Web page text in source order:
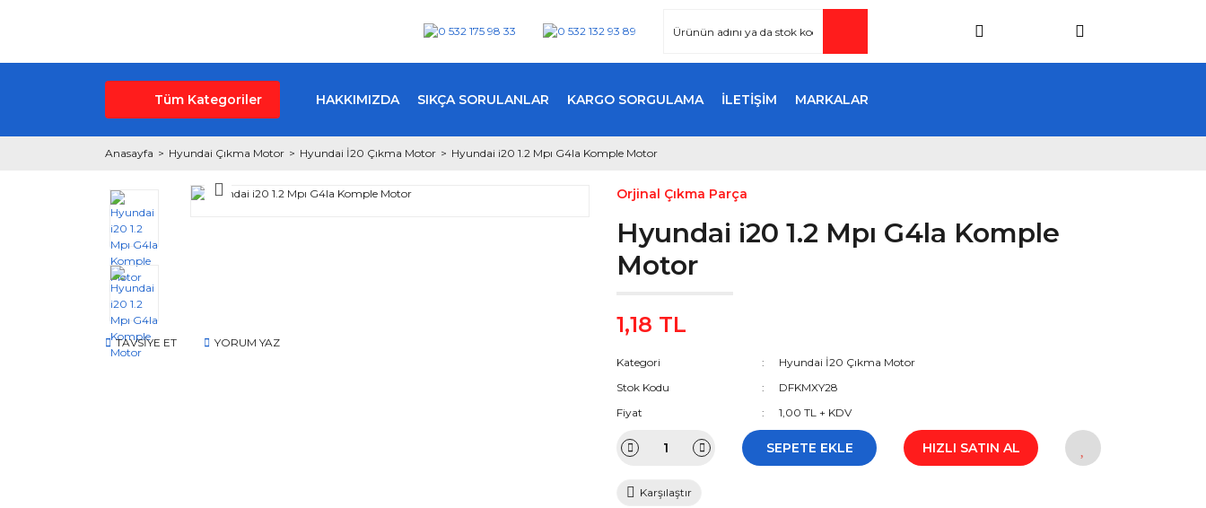
Tüm Kategoriler HAKKIMIZDA SIKÇA SORULANLAR KARGO SORGULAMA İLETİŞİM MARKALAR
Anasayfa Hyundai Çıkma Motor Hyundai İ20 Çıkma Motor Hyundai i20 1.2 Mpı G4la Komple Motor
TAVSİYE ET YORUM YAZ
Orjinal Çıkma Parça
Hyundai i20 1.2 Mpı G4la Komple
Motor
1,18 TL
Kategori
Hyundai İ20 Çıkma Motor
Stok Kodu
DFKMXY28
Fiyat
1,00 TL + KDV
SEPETE EKLE HIZLI SATIN AL
Karşılaştır